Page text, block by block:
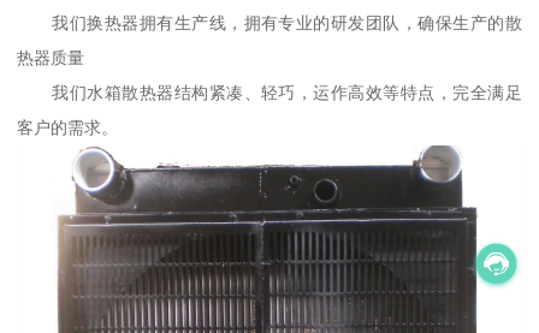
我们换热器拥有生产线，拥有专业的研发团队，确保生产的散
热器质量
我们水箱散热器结构紧凑、轻巧，运作高效等特点，完全满足
客户的需求。